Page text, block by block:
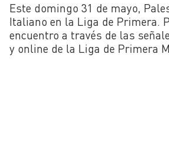
Este domingo 31 de mayo,
Italiano en la Liga de Primera.
encuentro a través de las
y online de la Liga de Primera